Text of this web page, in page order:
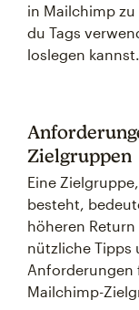
in Mailchimp
du Tags
loslegen kannst.
Zielgruppen
Eine
besteht,
höheren
nützliche Tipps
Anforderungen
Mailchimp-